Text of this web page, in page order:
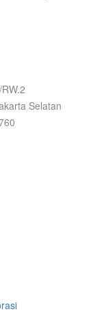
Selatan